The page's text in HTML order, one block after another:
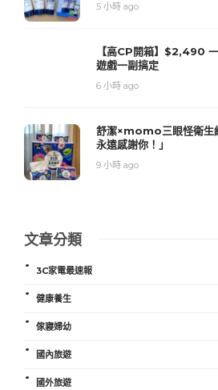
5 小時 ago
【高CP開箱】$2,490
遊戲一副搞定
6 小時 ago
舒潔×momo三眼怪衛生
永遠感謝你！」
9 小時 ago
文章分類
3C家電最速報
健康養生
傢寢婦幼
國內旅遊
國外旅遊